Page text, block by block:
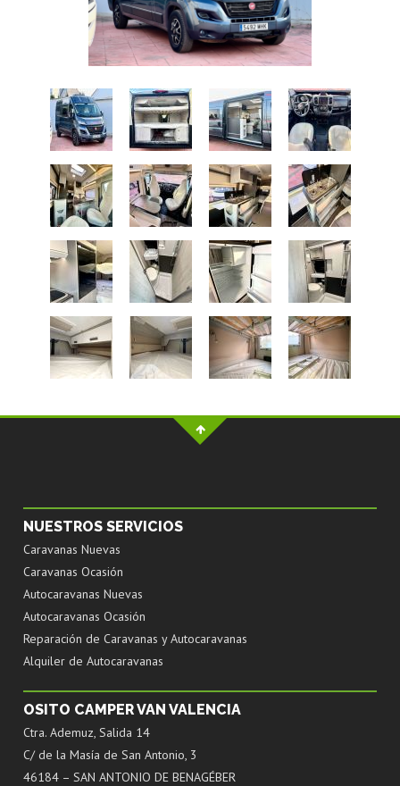
NUESTROS SERVICIOS
Caravanas Nuevas
Caravanas Ocasión
Autocaravanas Nuevas
Autocaravanas Ocasión
Reparación de Caravanas y Autocaravanas
Alquiler de Autocaravanas
OSITO CAMPER VAN VALENCIA
Ctra. Ademuz, Salida 14
C/ de la Masía de San Antonio, 3
46184 – SAN ANTONIO DE BENAGÉBER